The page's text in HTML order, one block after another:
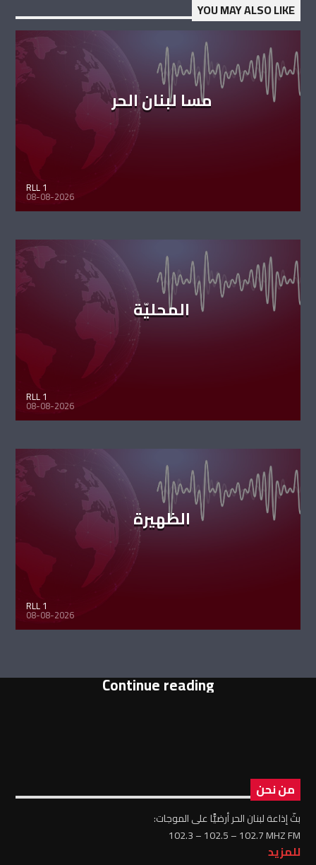
YOU MAY ALSO LIKE
مسا لبنان الحر
RLL 1
08-08-2026
المحليّة
RLL 1
08-08-2026
الظهيرة
RLL 1
08-08-2026
Continue reading
من نحن
بثّ إذاعة لبنان الحر أرضيًّا على الموجات:
102.3 – 102.5 – 102.7 MHZ FM
للمزيد